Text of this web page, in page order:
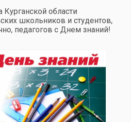
области
школьников и студентов,
педагогов с Днем знаний!